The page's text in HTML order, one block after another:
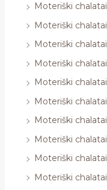
Moteriški chalatai
Moteriški chalatai
Moteriški chalatai
Moteriški chalatai
Moteriški chalatai
Moteriški chalatai
Moteriški chalatai
Moteriški chalatai
Moteriški chalatai
Moteriški chalatai